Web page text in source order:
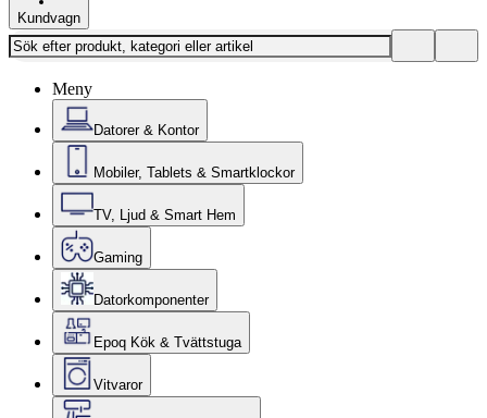
Kundvagn
Meny
Datorer & Kontor
Mobiler, Tablets & Smartklockor
TV, Ljud & Smart Hem
Gaming
Datorkomponenter
Epoq Kök & Tvättstuga
Vitvaror